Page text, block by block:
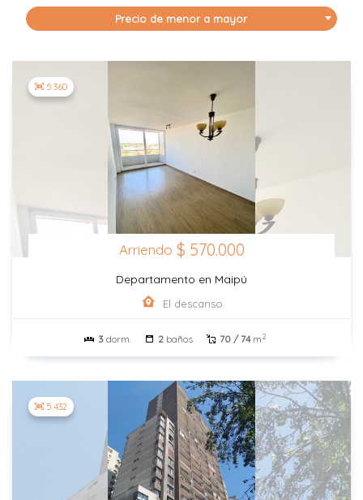
Precio de menor a mayor
5.360
Arriendo $ 570.000
Departamento en Maipú
El descanso
3 dorm. 2 baños 70 / 74m2
5.432